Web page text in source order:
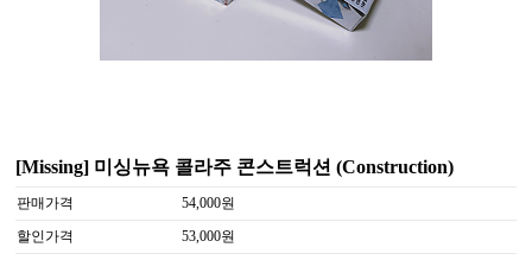
[Missing] 미싱뉴욕 콜라주 콘스트럭션 (Construction)
판매가격
54,000원
할인가격
53,000원